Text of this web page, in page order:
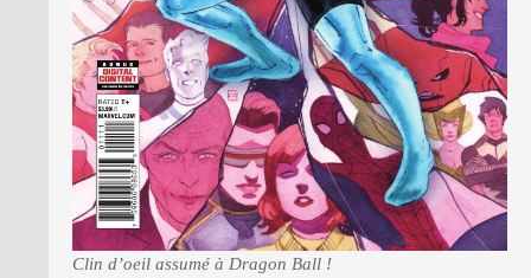
Clin d’oeil assumé à Dragon Ball !